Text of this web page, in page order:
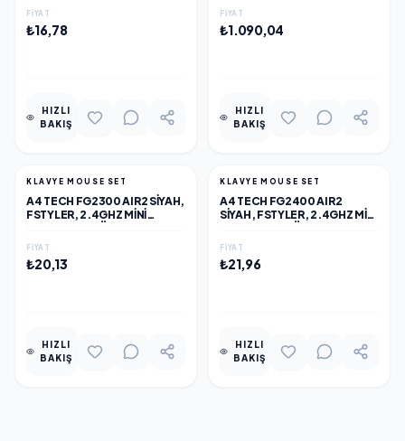
KLAVYE MOUSE SET
FIYAT
₺16,78
HIZLI
BAKIŞ
KLAVYE MOUSE SET
FIYAT
₺1.090,04
HIZLI
BAKIŞ
KLAVYE MOUSE SET
A4 TECH FG2300 AIR2 SIYAH,
FSTYLER, 2.4GHZ MINI
SESSİZ KLAVYE MOUSE SET
FIYAT
₺20,13
HIZLI
BAKIŞ
KLAVYE MOUSE SET
A4 TECH FG2400 AIR2
SIYAH, FSTYLER, 2.4GHZ MINI
SESSİZ KLAVYE MOUSE SET
FIYAT
₺21,96
HIZLI
BAKIŞ